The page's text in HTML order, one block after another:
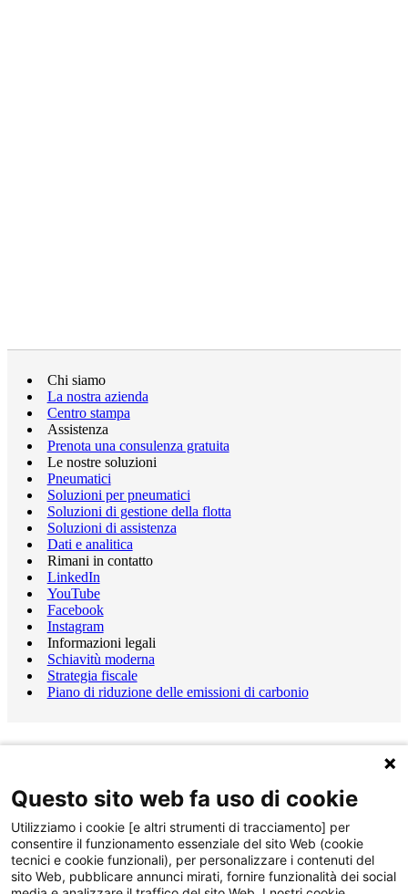
Chi siamo
La nostra azienda
Centro stampa
Assistenza
Prenota una consulenza gratuita
Le nostre soluzioni
Pneumatici
Soluzioni per pneumatici
Soluzioni di gestione della flotta
Soluzioni di assistenza
Dati e analitica
Rimani in contatto
LinkedIn
YouTube
Facebook
Instagram
Informazioni legali
Schiavitù moderna
Strategia fiscale
Piano di riduzione delle emissioni di carbonio
Questo sito web fa uso di cookie
Utilizziamo i cookie [e altri strumenti di tracciamento] per
consentire il funzionamento essenziale del sito Web (cookie
tecnici e cookie funzionali), per personalizzare i contenuti del
sito Web, pubblicare annunci mirati, fornire funzionalità dei social